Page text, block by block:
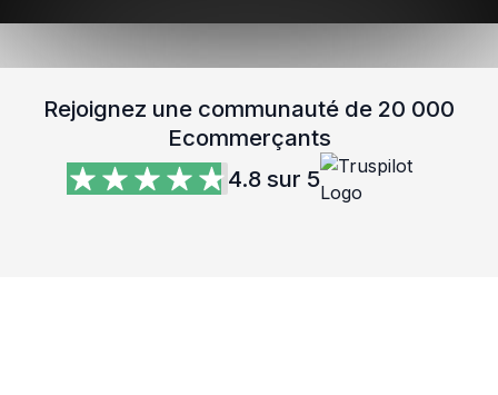
Rejoignez une communauté de 20 000
Ecommerçants
4.8 sur 5